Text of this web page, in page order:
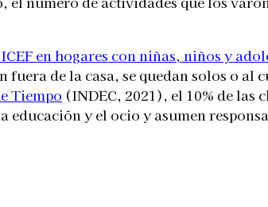
en hogares con niñas, niños y
de la casa, se quedan solos o al
Tiempo (INDEC, 2021), el 10% de las
y el ocio y asumen